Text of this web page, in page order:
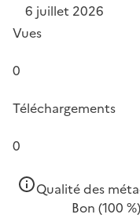
6 juillet 2026
Vues
0
Téléchargements
0
Qualité des
Bon (100 %)